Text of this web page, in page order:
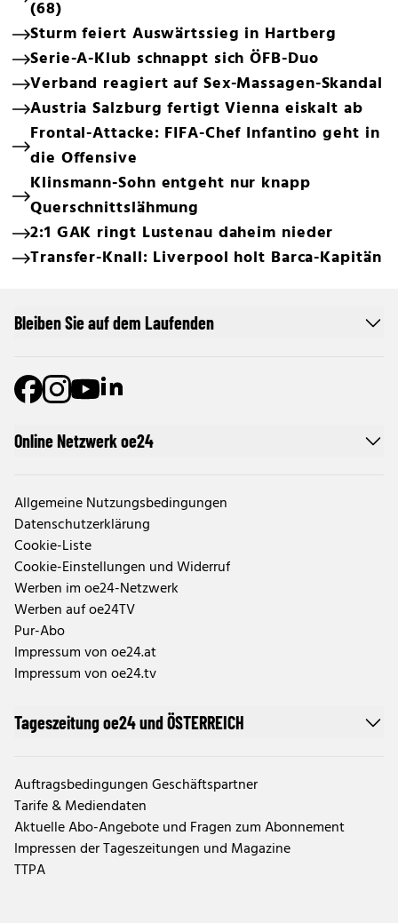
(68)
Sturm feiert Auswärtssieg in Hartberg
Serie-A-Klub schnappt sich ÖFB-Duo
Verband reagiert auf Sex-Massagen-Skandal
Austria Salzburg fertigt Vienna eiskalt ab
Frontal-Attacke: FIFA-Chef Infantino geht in
die Offensive
Klinsmann-Sohn entgeht nur knapp
Querschnittslähmung
2:1 GAK ringt Lustenau daheim nieder
Transfer-Knall: Liverpool holt Barca-Kapitän
Online Netzwerk oe24
Allgemeine Nutzungsbedingungen
Datenschutzerklärung
Cookie-Liste
Cookie-Einstellungen und Widerruf
Werben im oe24-Netzwerk
Werben auf oe24TV
Pur-Abo
Impressum von oe24.at
Impressum von oe24.tv
Tageszeitung oe24 und ÖSTERREICH
Auftragsbedingungen Geschäftspartner
Tarife & Mediendaten
Aktuelle Abo-Angebote und Fragen zum Abonnement
Impressen der Tageszeitungen und Magazine
TTPA
Bleiben Sie auf dem Laufenden